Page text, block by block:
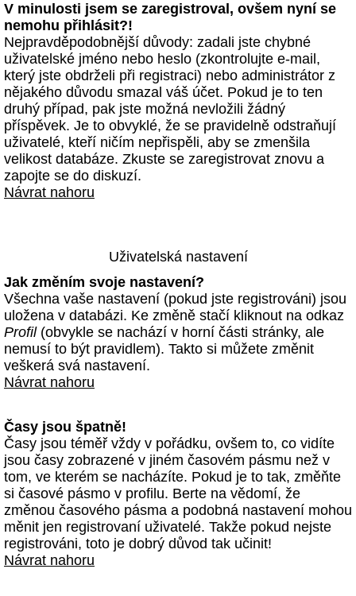
V minulosti jsem se zaregistroval, ovšem nyní se
nemohu přihlásit?!
Nejpravděpodobnější důvody: zadali jste chybné
uživatelské jméno nebo heslo (zkontrolujte e-mail,
který jste obdrželi při registraci) nebo administrátor z
nějakého důvodu smazal váš účet. Pokud je to ten
druhý případ, pak jste možná nevložili žádný
příspěvek. Je to obvyklé, že se pravidelně odstraňují
uživatelé, kteří ničím nepřispěli, aby se zmenšila
velikost databáze. Zkuste se zaregistrovat znovu a
zapojte se do diskuzí.
Návrat nahoru
Uživatelská nastavení
Jak změním svoje nastavení?
Všechna vaše nastavení (pokud jste registrováni) jsou
uložena v databázi. Ke změně stačí kliknout na odkaz
Profil(obvykle se nachází v horní části stránky, ale
nemusí to být pravidlem). Takto si můžete změnit
veškerá svá nastavení.
Návrat nahoru
Časy jsou špatně!
Časy jsou téměř vždy v pořádku, ovšem to, co vidíte
jsou časy zobrazené v jiném časovém pásmu než v
tom, ve kterém se nacházíte. Pokud je to tak, změňte
si časové pásmo v profilu. Berte na vědomí, že
změnou časového pásma a podobná nastavení mohou
měnit jen registrovaní uživatelé. Takže pokud nejste
registrováni, toto je dobrý důvod tak učinit!
Návrat nahoru